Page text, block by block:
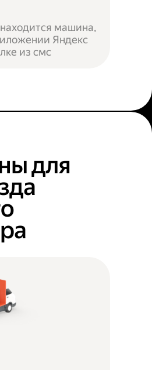
находится машина,
Яндекс
из смс
для